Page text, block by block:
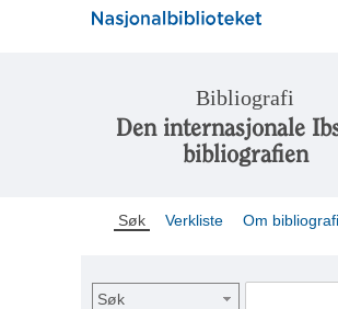
Bibliografi
Den internasjonale
bibliografien
Søk Verkliste Om
Søk